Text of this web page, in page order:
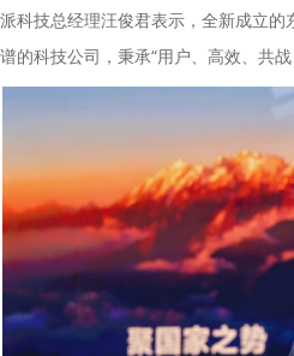
派科技总经理汪俊君表示，全新成立
谱的科技公司，秉承“用户、高效、共